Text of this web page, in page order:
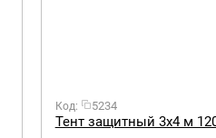
Код: 5234
Тент защитный 3х4 м